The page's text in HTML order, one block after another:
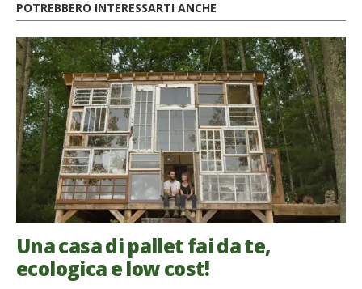
POTREBBERO INTERESSARTI ANCHE
Una casa di pallet fai da te,
ecologica e low cost!